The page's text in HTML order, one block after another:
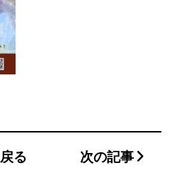
戻る 次の記事